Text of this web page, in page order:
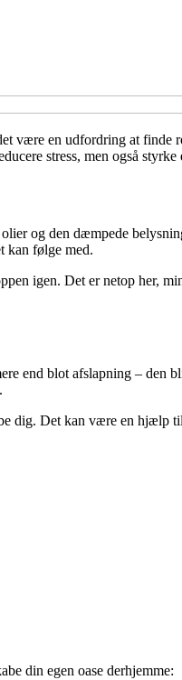
en udfordring at finde
stress, men også
og den dæmpede
kan følge med.
igen. Det er netop her,
end blot afslapning – den
dig. Det kan være en hjælp
din egen oase derhjemme: